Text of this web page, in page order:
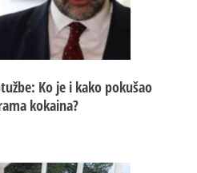
Ko je i kako pokušao
kokaina?